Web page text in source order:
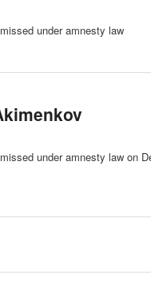
under amnesty law
under amnesty law on